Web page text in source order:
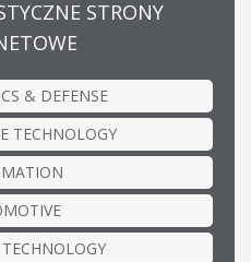
STRONY
& DEFENSE
TECHNOLOGY